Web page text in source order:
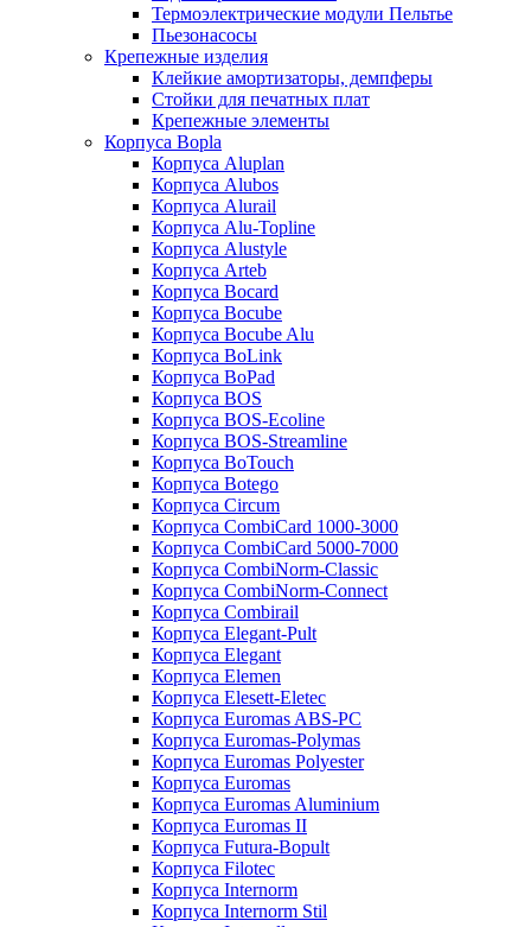
Термоэлектрические модули Пельтье
Пьезонасосы
Крепежные изделия
Клейкие амортизаторы, демпферы
Стойки для печатных плат
Крепежные элементы
Корпуса Bopla
Корпуса Aluplan
Корпуса Alubos
Корпуса Alurail
Корпуса Alu-Topline
Корпуса Alustyle
Корпуса Arteb
Корпуса Bocard
Корпуса Bocube
Корпуса Bocube Alu
Корпуса BoLink
Корпуса BoPad
Корпуса BOS
Корпуса BOS-Ecoline
Корпуса BOS-Streamline
Корпуса BoTouch
Корпуса Botego
Корпуса Circum
Корпуса CombiCard 1000-3000
Корпуса CombiCard 5000-7000
Корпуса CombiNorm-Classic
Корпуса CombiNorm-Connect
Корпуса Combirail
Корпуса Elegant-Pult
Корпуса Elegant
Корпуса Elemen
Корпуса Elesett-Eletec
Корпуса Euromas ABS-PC
Корпуса Euromas-Polymas
Корпуса Euromas Polyester
Корпуса Euromas
Корпуса Euromas Aluminium
Корпуса Euromas II
Корпуса Futura-Bopult
Корпуса Filotec
Корпуса Internorm
Корпуса Internorm Stil